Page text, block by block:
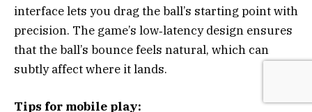
interface lets you drag the ball’s starting point with
precision. The game’s low‑latency design ensures
that the ball’s bounce feels natural, which can
subtly affect where it lands.
Tips for mobile play: